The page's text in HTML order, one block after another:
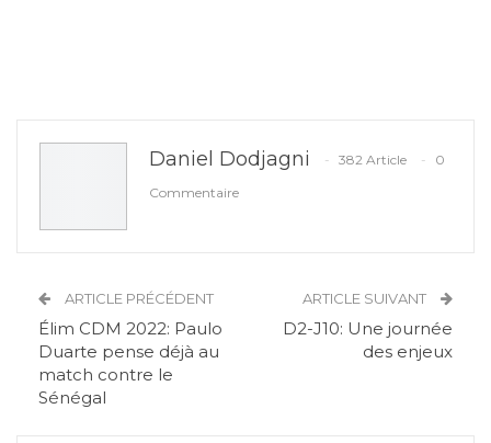
Daniel Dodjagni 382 Article
0
Commentaire
ARTICLE PRÉCÉDENT
Élim CDM 2022: Paulo
Duarte pense déjà au
match contre le
Sénégal
ARTICLE SUIVANT
D2-J10: Une journée
des enjeux